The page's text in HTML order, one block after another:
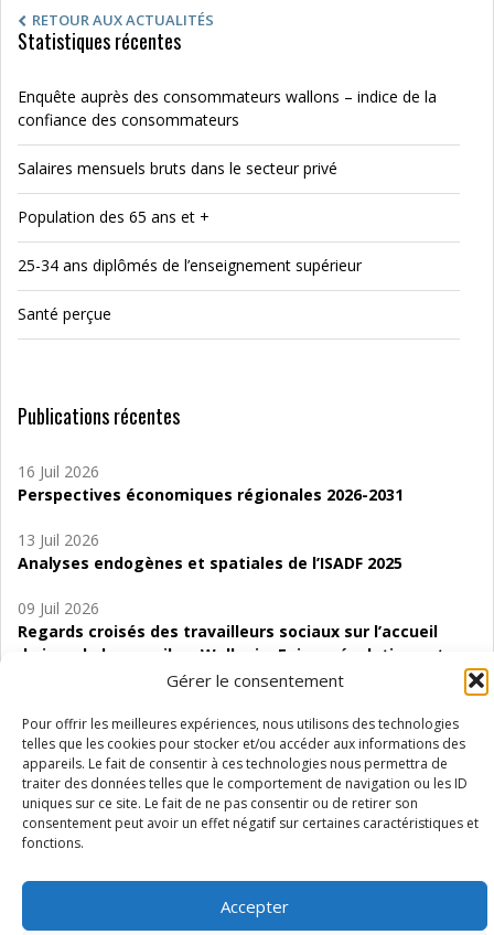
Gérer le consentement
Pour offrir les meilleures expériences, nous utilisons des technologies
telles que les cookies pour stocker et/ou accéder aux informations des
appareils. Le fait de consentir à ces technologies nous permettra de
traiter des données telles que le comportement de navigation ou les ID
uniques sur ce site. Le fait de ne pas consentir ou de retirer son
consentement peut avoir un effet négatif sur certaines caractéristiques et
fonctions.
Accepter
RETOUR AUX ACTUALITÉS
Statistiques récentes
Enquête auprès des consommateurs wallons – indice de la
confiance des consommateurs
Salaires mensuels bruts dans le secteur privé
Population des 65 ans et +
25-34 ans diplômés de l’enseignement supérieur
Santé perçue
Publications récentes
16 Juil 2026
Perspectives économiques régionales 2026-2031
13 Juil 2026
Analyses endogènes et spatiales de l’ISADF 2025
09 Juil 2026
Regards croisés des travailleurs sociaux sur l’accueil
de jour de bas seuil en Wallonie. Enjeux, évolutions et
06 Juil 2026
Étude d’évaluabilité des Structures
d’accompagnement à l’autocréation d’emploi (SAACE)
01 Juil 2026
Pénurie du personnel infirmier :quels indicateurs
Wallonie ?